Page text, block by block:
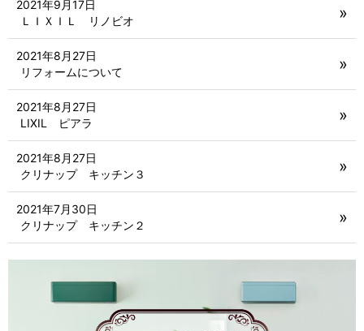
ＬＩＸＩＬ リノビオ
2021年9月17日
リフォームについて
2021年8月27日
LIXIL ピアラ
2021年8月27日
クリナップ キッチン３
2021年8月27日
クリナップ キッチン２
2021年7月30日